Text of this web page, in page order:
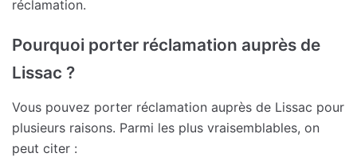
réclamation.
Pourquoi porter réclamation auprès de
Lissac ?
Vous pouvez porter réclamation auprès de Lissac pour
plusieurs raisons. Parmi les plus vraisemblables, on
peut citer :